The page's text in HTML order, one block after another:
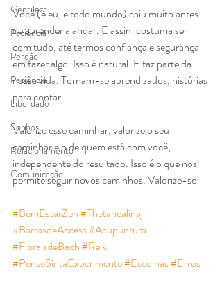
Gentileza
Paciência
Perdão
Paciência
Liberdade
Sonhos
Relacionamento
Comunicação
Você (e eu, e todo mundo) caiu muito antes
de aprender a andar. E assim costuma ser
com tudo, até termos confiança e segurança
em fazer algo. Isso é natural. E faz parte da
nossa vida. Tornam-se aprendizados, histórias
para contar.
Valorize esse caminhar, valorize o seu
caminhar e o de quem está com você,
independente do resultado. Isso é o que nos
permite seguir novos caminhos. Valorize-se!
#BemEstarZen#Thetahealing
#BarrasdeAccess#Acupuntura
#FloraisdeBach#Reiki
#PenseSintaExperimente#Escolhas#Erros